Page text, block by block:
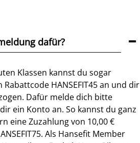
dafür?
Klassen kannst du sogar
HANSEFIT45 an und dir
Dafür melde dich bitte
ein Konto an. So kannst du ganz
eine Zuzahlung von 10,00 €
Als Hansefit Member